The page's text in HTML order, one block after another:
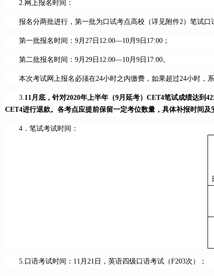
2.网上报名时间：
报名分两批进行，第一批为口试考点高校（详见附件2）笔试
第一批报名时间：9月27日12:00—10月9日17:00；
第二批报名时间：9月29日12:00—10月9日17:00。
本次考试网上报名必须在24小时之内缴费，如果超过24小时，
3.11月底，针对2020年上半年（9月延考）CET4笔试成绩达到
CET4进行退款。各考点应提前保留一定考位数量，具体补报时间及
4．笔试考试时间：
5.口语考试时间：11月21日，英语四级口语考试（F203次）；